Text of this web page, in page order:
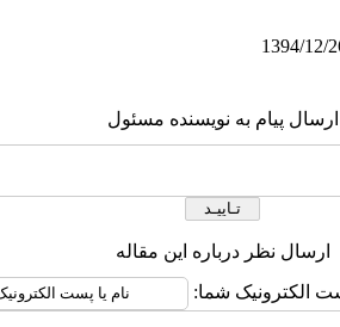
ارسال پیام به نویسنده مسئول
ارسال نظر درباره این مقاله
الکترونیک شما: